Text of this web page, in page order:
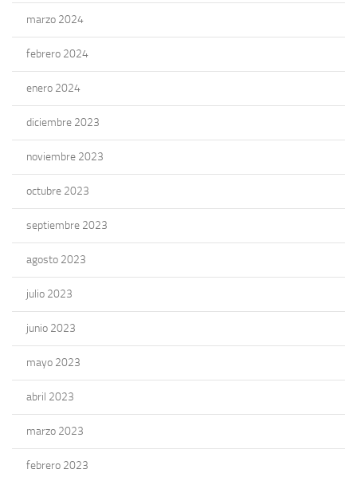
marzo 2024
febrero 2024
enero 2024
diciembre 2023
noviembre 2023
octubre 2023
septiembre 2023
agosto 2023
julio 2023
junio 2023
mayo 2023
abril 2023
marzo 2023
febrero 2023